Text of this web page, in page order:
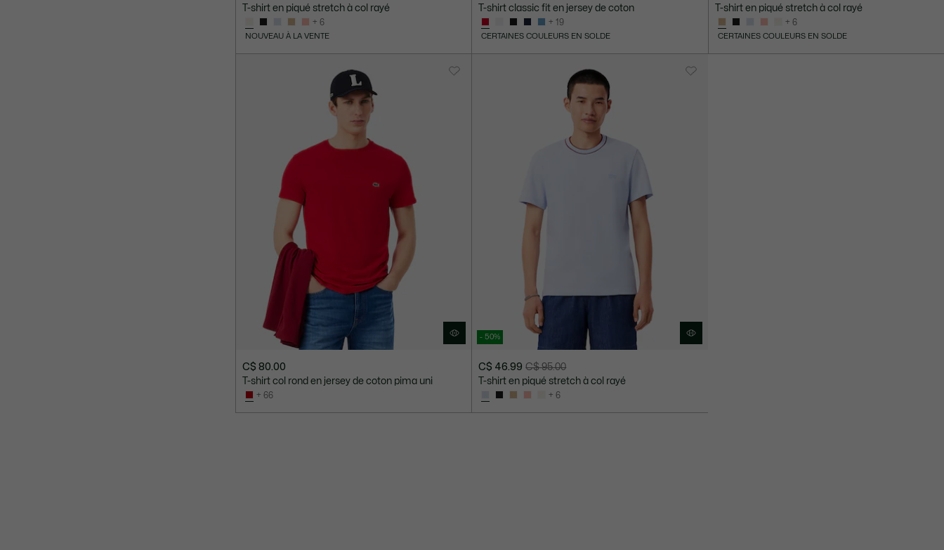
T-shirt en piqué stretch à col rayé
+ 6
NOUVEAU À LA VENTE
T-shirt classic fit en jersey de coton
+ 19
CERTAINES COULEURS EN SOLDE
T-shirt en piqué stretch à col rayé
+ 6
CERTAINES COULEURS EN SOLDE
C$ 80.00
T-shirt col rond en jersey de coton pima uni
+ 66
- 50%
C$ 46.99
Prix
réduction
:
C$ 95.00
Prix
avant
réduction
T-shirt en piqué stretch à col rayé
+ 6